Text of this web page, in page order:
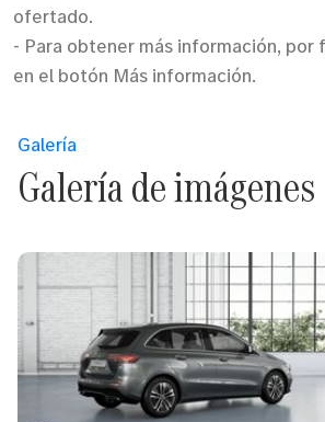
ofertado.
- Para obtener más información, por
en el botón Más información.
Galería
Galería de imágenes